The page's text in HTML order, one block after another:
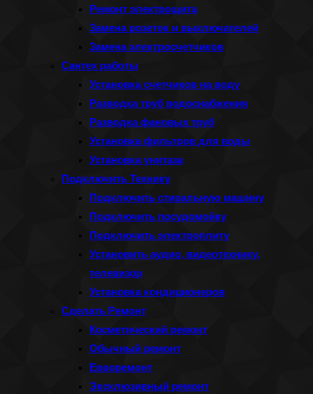
Ремонт электрощита
Замена розеток и выключателей
Замена электросчетчиков
Сантех работы
Установка счетчиков на воду
Разводка труб водоснабжения
Разводка фановых труб
Установка фильтров для воды
Установка унитаза
Подключить Технику
Подключить стиральную машину
Подключить посудомойку
Подключить электроплиту
Установить аудио, видеотехнику,
телевизор
Установка кондиционеров
Сделать Ремонт
Косметический ремонт
Обычный ремонт
Евроремонт
Эксклюзивный ремонт